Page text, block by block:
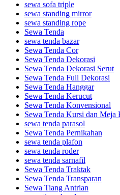
sewa sofa triple
sewa standing mirror
sewa standing rope
Sewa Tenda
sewa tenda bazar
Sewa Tenda Cor
Sewa Tenda Dekorasi
Sewa Tenda Dekorasi Serut
Sewa Tenda Full Dekorasi
Sewa Tenda Hanggar
Sewa Tenda Kerucut
Sewa Tenda Konvensional
Sewa Tenda Kursi dan Meja
sewa tenda parasol
Sewa Tenda Pernikahan
sewa tenda plafon
sewa tenda roder
sewa tenda sarnafil
Sewa Tenda Traktak
Sewa Tenda Transparan
Sewa Tiang Antrian